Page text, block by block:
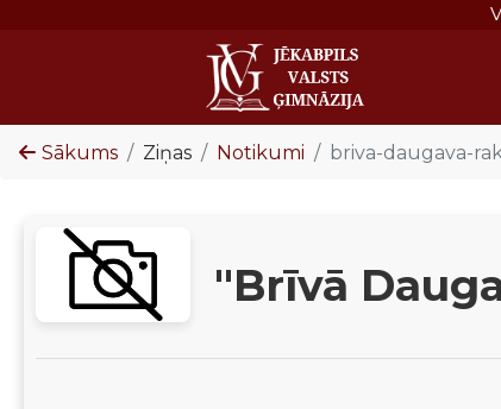
Sākums Ziņas Notikumi briva-daugava-
"Brīvā